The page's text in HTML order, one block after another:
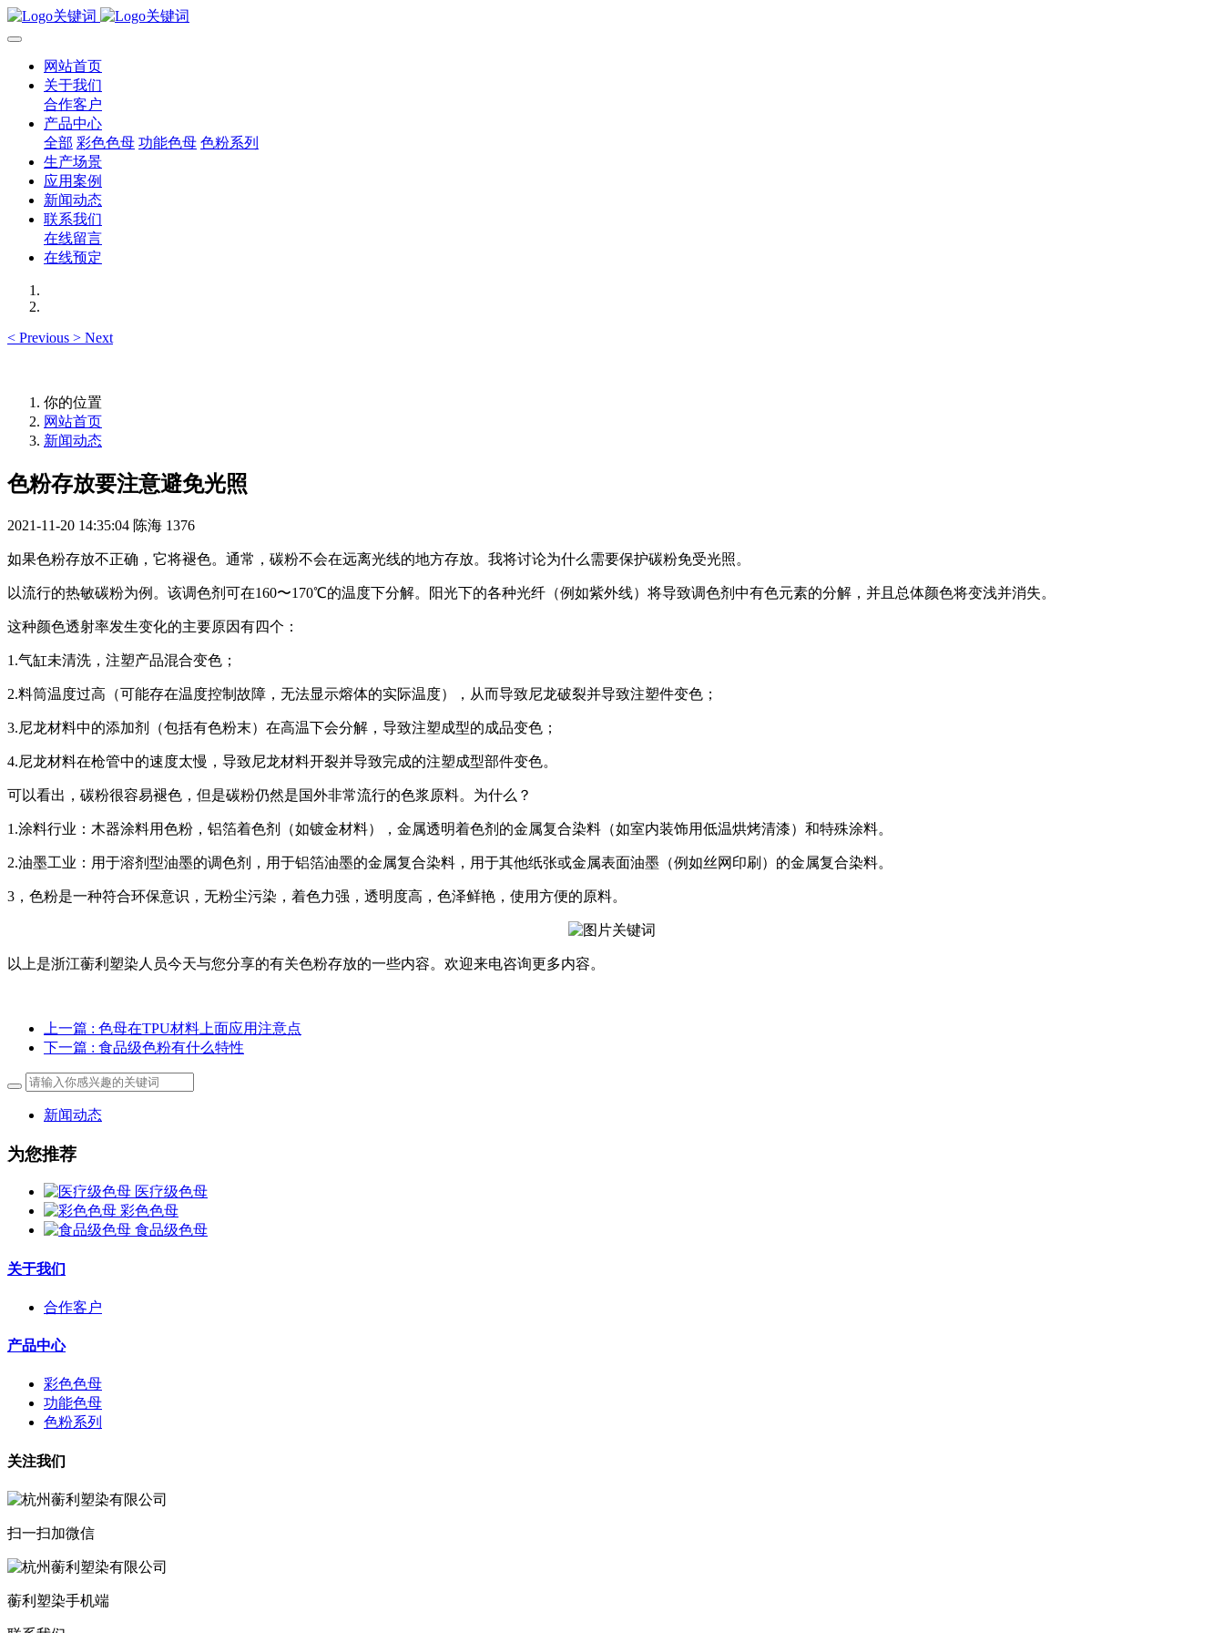
网站首页
关于我们
合作客户
产品中心
全部 彩色色母 功能色母 色粉系列
生产场景
应用案例
新闻动态
联系我们
在线留言
在线预定
< Previous > Next
你的位置
网站首页
新闻动态
色粉存放要注意避免光照
2021-11-20 14:35:04 陈海 1376
如果色粉存放不正确，它将褪色。通常，碳粉不会在远离光线的地方存放。我将讨论为什么需要保护碳粉免受光照。
以流行的热敏碳粉为例。该调色剂可在160〜170℃的温度下分解。阳光下的各种光纤（例如紫外线）将导致调色剂中有色元素的分解，并且总体颜色将变浅并消失。
这种颜色透射率发生变化的主要原因有四个：
1.气缸未清洗，注塑产品混合变色；
2.料筒温度过高（可能存在温度控制故障，无法显示熔体的实际温度），从而导致尼龙破裂并导致注塑件变色；
3.尼龙材料中的添加剂（包括有色粉末）在高温下会分解，导致注塑成型的成品变色；
4.尼龙材料在枪管中的速度太慢，导致尼龙材料开裂并导致完成的注塑成型部件变色。
可以看出，碳粉很容易褪色，但是碳粉仍然是国外非常流行的色浆原料。为什么？
1.涂料行业：木器涂料用色粉，铝箔着色剂（如镀金材料），金属透明着色剂的金属复合染料（如室内装饰用低温烘烤清漆）和特殊涂料。
2.油墨工业：用于溶剂型油墨的调色剂，用于铝箔油墨的金属复合染料，用于其他纸张或金属表面油墨（例如丝网印刷）的金属复合染料。
3，色粉是一种符合环保意识，无粉尘污染，着色力强，透明度高，色泽鲜艳，使用方便的原料。
以上是浙江蘅利塑染人员今天与您分享的有关色粉存放的一些内容。欢迎来电咨询更多内容。
上一篇 : 色母在TPU材料上面应用注意点
下一篇 : 食品级色粉有什么特性
新闻动态
为您推荐
医疗级色母
彩色色母
食品级色母
关于我们
合作客户
产品中心
彩色色母
功能色母
色粉系列
关注我们
扫一扫加微信
蘅利塑染手机端